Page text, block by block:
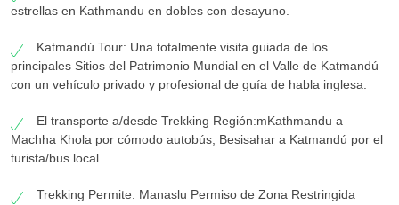
estrellas en Kathmandu en dobles con desayuno.
Katmandú Tour: Una totalmente visita guiada de los
principales Sitios del Patrimonio Mundial en el Valle de Katmandú
con un vehículo privado y profesional de guía de habla inglesa.
El transporte a/desde Trekking Región:mKathmandu a
Machha Khola por cómodo autobús, Besisahar a Katmandú por el
turista/bus local
Trekking Permite: Manaslu Permiso de Zona Restringida